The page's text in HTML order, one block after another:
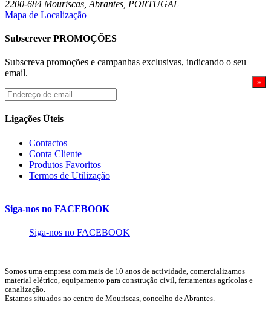
2200-684 Mouriscas, Abrantes, PORTUGAL
Mapa de Localização
Subscrever PROMOÇÕES
Subscreva promoções e campanhas exclusivas, indicando o seu
email.
Endereço
de
email
Ligações Úteis
Contactos
Conta Cliente
Produtos Favoritos
Termos de Utilização
Siga-nos no FACEBOOK
Siga-nos no FACEBOOK
Somos uma empresa com mais de 10 anos de actividade, comercializamos
material elétrico, equipamento para construção civil, ferramentas agrícolas e
canalização.
Estamos situados no centro de Mouriscas, concelho de Abrantes.